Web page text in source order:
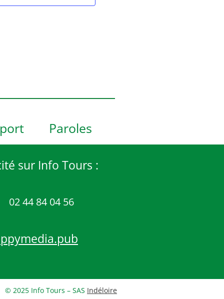
Paroles
sur Info Tours :
02 44 84 04 56
© 2025 Info Tours – SAS Indéloire